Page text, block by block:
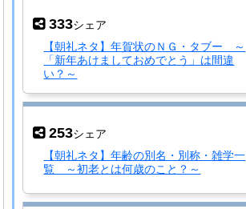
333シェア
【朝礼ネタ】年賀状のＮＧ・タブー ～
「新年あけましておめでとう」は間違
い？～
253シェア
【朝礼ネタ】年齢の別名・別称・雑学一
覧 ～初老とは何歳のこと？～